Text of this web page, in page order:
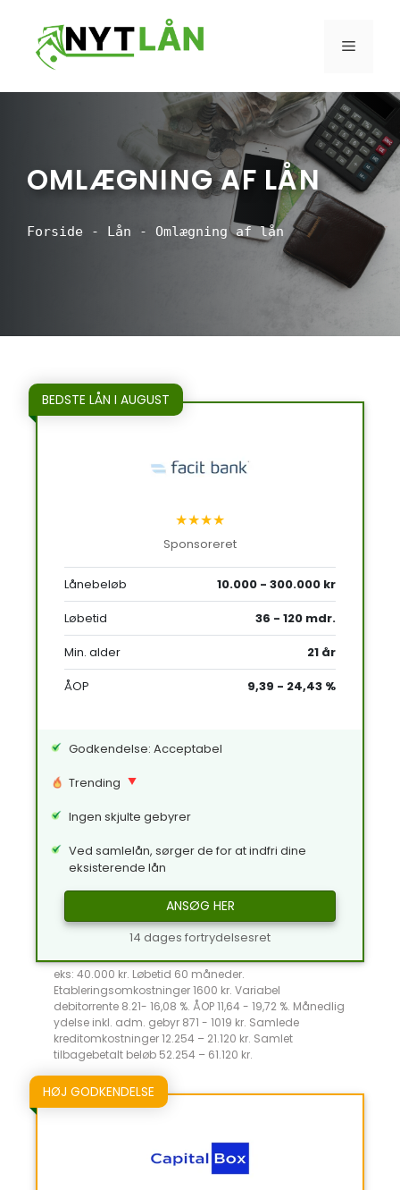
indhold
MENU
OMLÆGNING AF LÅN
Forside - Lån - Omlægning af lån
BEDSTE LÅN I AUGUST
★★★★
Sponsoreret
Lånebeløb
10.000 - 300.000 kr
Løbetid
36 - 120 mdr.
Min. alder
21 år
ÅOP
9,39 - 24,43 %
Godkendelse: Acceptabel
Trending
Ingen skjulte gebyrer
Ved samlelån, sørger de for at indfri dine
eksisterende lån
ANSØG HER
14 dages fortrydelsesret
eks: 40.000 kr. Løbetid 60 måneder.
Etableringsomkostninger 1600 kr. Variabel
debitorrente 8.21- 16,08 %. ÅOP 11,64 - 19,72 %. Månedlig
ydelse inkl. adm. gebyr 871 - 1019 kr. Samlede
kreditomkostninger 12.254 – 21.120 kr. Samlet
tilbagebetalt beløb 52.254 – 61.120 kr.
HØJ GODKENDELSE